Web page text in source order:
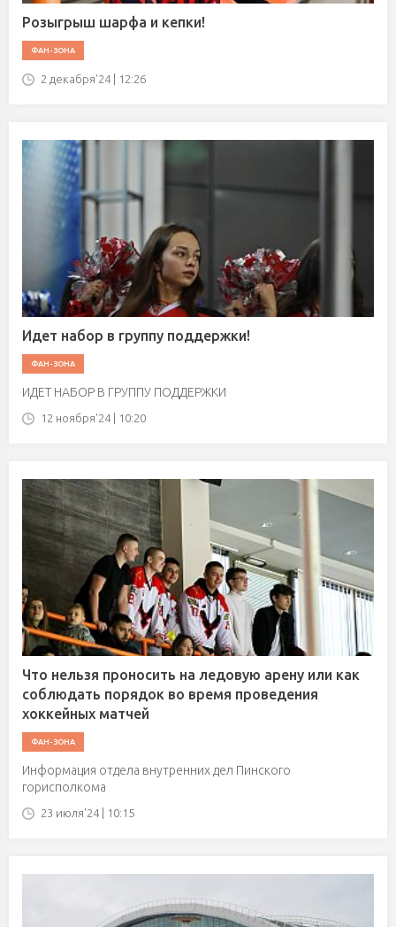
Розыгрыш шарфа и кепки!
ФАН-ЗОНА
2 декабря'24 | 12:26
Идет набор в группу поддержки!
ФАН-ЗОНА
ИДЕТ НАБОР В ГРУППУ ПОДДЕРЖКИ
12 ноября'24 | 10:20
Что нельзя проносить на ледовую арену или как
соблюдать порядок во время проведения
хоккейных матчей
ФАН-ЗОНА
Информация отдела внутренних дел Пинского
горисполкома
23 июля'24 | 10:15